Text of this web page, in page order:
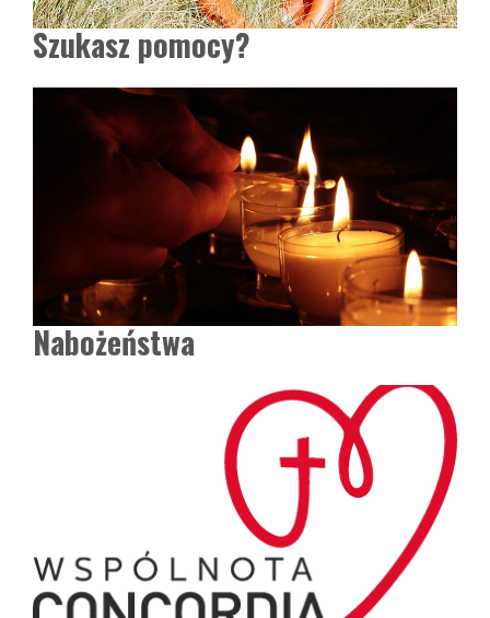
Szukasz pomocy?
Nabożeństwa